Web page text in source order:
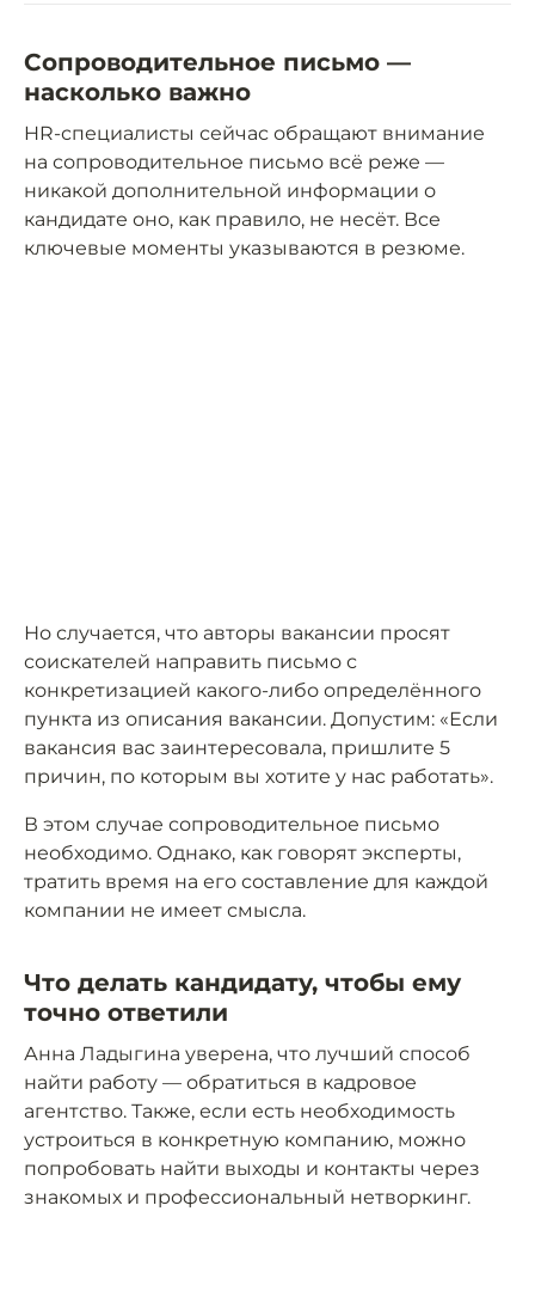
Сопроводительное письмо —
насколько важно
HR-специалисты сейчас обращают внимание
на сопроводительное письмо всё реже —
никакой дополнительной информации о
кандидате оно, как правило, не несёт. Все
ключевые моменты указываются в резюме.
Но случается, что авторы вакансии просят
соискателей направить письмо с
конкретизацией какого-либо определённого
пункта из описания вакансии. Допустим: «Если
вакансия вас заинтересовала, пришлите 5
причин, по которым вы хотите у нас работать».
В этом случае сопроводительное письмо
необходимо. Однако, как говорят эксперты,
тратить время на его составление для каждой
компании не имеет смысла.
Что делать кандидату, чтобы ему
точно ответили
Анна Ладыгина уверена, что лучший способ
найти работу — обратиться в кадровое
агентство. Также, если есть необходимость
устроиться в конкретную компанию, можно
попробовать найти выходы и контакты через
знакомых и профессиональный нетворкинг.